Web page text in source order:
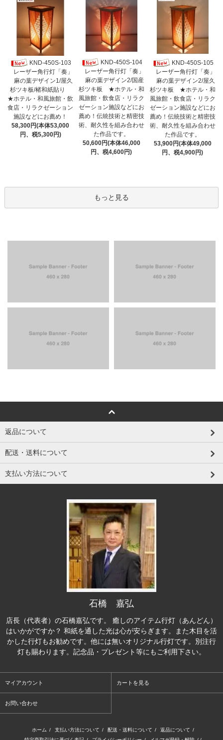
KND-450S-103
レーザー角行灯「奏」
麻の葉デザイン1/屋久
杉ツキ板/楮和紙貼り
★ホテル・和風旅館・飲
食店・リラクゼーション
施設などにお薦め！
58,300円(本体53,000
円、税5,300円)
KND-450S-104
レーザー角行灯「奏」
麻の葉デザイン2/国産
杉ツキ板 ★ホテル・和
風旅館・飲食店・リラク
ゼーション施設などにお
薦め！伝統技術と精密技
術、耐久性を組み合わせ
た作品です。
50,600円(本体46,000
円、税4,600円)
KND-450S-105
レーザー角行灯「奏」
麻の葉デザイン2/屋久
杉ツキ板 ★ホテル・和
風旅館・飲食店・リラク
ゼーション施設などにお
薦め！伝統技術と精密技
術、耐久性を組み合わせ
た作品です。
53,900円(本体49,000
円、税4,900円)
もっと見る
返品について
配送・送料について
支払い方法について
石橋 嘉弘
店長（代表者）の石橋嘉弘です。 癒しのアイテム行灯（あんどん）
はいかがですか？ 和紙を通した光は心が安らぎます。また木目を活
かした行灯もお勧めです。他には無いオリジナル行灯です。別注行
灯も賜わります。記念品・プレゼント等にもご利用下さい。
マイアカウント カートを見る
お問い合わせ
ホーム / 支払い方法について / 配送・送料について / 返品について /